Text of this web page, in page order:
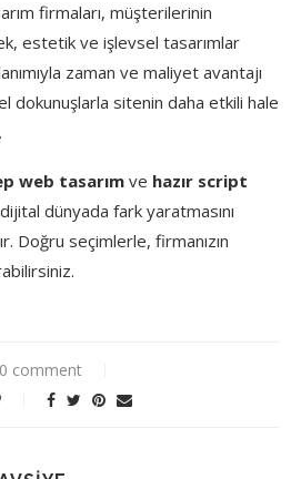
firmaları, müşterilerinin
estetik ve işlevsel tasarımlar
zaman ve maliyet avantajı
dokunuşlarla sitenin daha etkili hale
web tasarım ve hazır script
dünyada fark yaratmasını
Doğru seçimlerle, firmanızın
0 comment